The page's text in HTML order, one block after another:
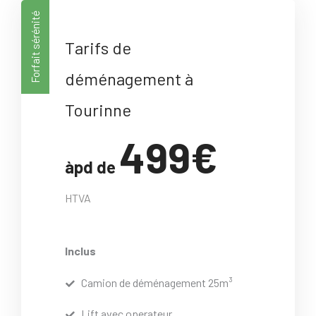
Forfait sérénité
Tarifs de
déménagement à
Tourinne
àpd de 499€
HTVA
Inclus
Camion de déménagement 25m³